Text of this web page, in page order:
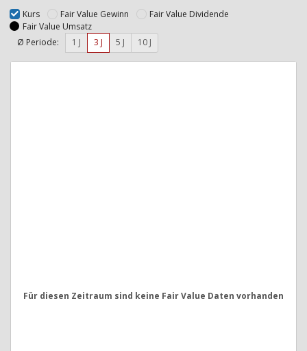
Kurs Fair Value Gewinn
Fair Value Dividende
Fair Value Umsatz
Ø Periode:
1 J 3 J 5 J 10 J
Für diesen Zeitraum sind keine Fair Value Daten vorhanden